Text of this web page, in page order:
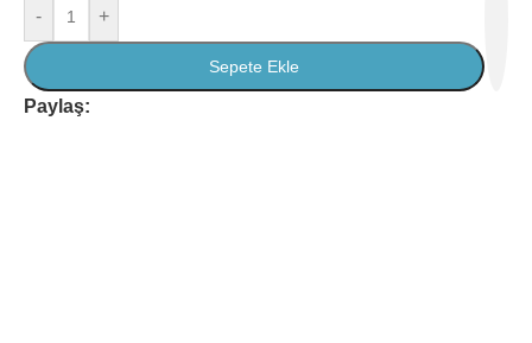
- +
Sepete Ekle
Paylaş: